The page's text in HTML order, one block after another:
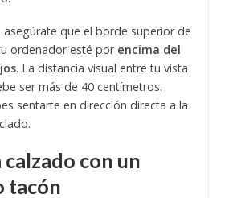
que el borde superior de
ordenador esté por encima del
. La distancia visual entre tu vista
ser más de 40 centímetros.
sentarte en dirección directa a la
con un
tacón